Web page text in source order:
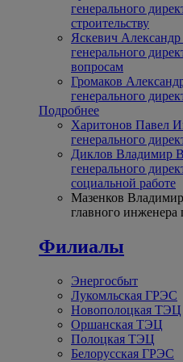
генерального
строительству
Яскевич
генерального
вопросам
Громаков
генерального
Подробнее
Харитонов Павел
генерального
Диклов Владимир
генерального
социальной работе
Мазенков
главного инженера
Филиалы
Энергосбыт
Лукомльская ГРЭС
Новополоцкая ТЭЦ
Оршанская ТЭЦ
Полоцкая ТЭЦ
Белорусская ГРЭС